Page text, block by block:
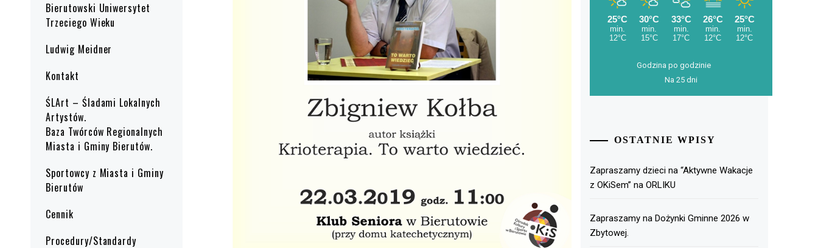
Bierutowski Uniwersytet
Trzeciego Wieku
Ludwig Meidner
Kontakt
ŚLArt – Śladami Lokalnych
Artystów.
Baza Twórców Regionalnych
Miasta i Gminy Bierutów.
Sportowcy z Miasta i Gminy
Bierutów
Cennik
Procedury/Standardy
Godzina po godzinie
Na 25 dni
OSTATNIE WPISY
Zapraszamy dzieci na “Aktywne Wakacje
z OKiSem” na ORLIKU
Zapraszamy na Dożynki Gminne 2026 w
Zbytowej.